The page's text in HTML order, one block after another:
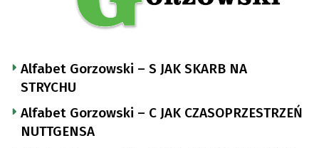
Alfabet Gorzowski – S JAK SKARB NA
STRYCHU
Alfabet Gorzowski – C JAK CZASOPRZESTRZEŃ
NUTTGENSA